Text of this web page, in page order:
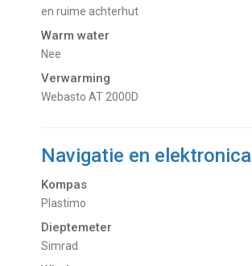
en ruime achterhut
Warm water
Nee
Verwarming
Webasto AT 2000D
Navigatie en elektronica
Kompas
Plastimo
Dieptemeter
Simrad